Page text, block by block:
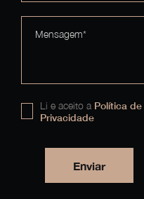
Mensagem*
Li e aceito a Política de
Privacidade
Enviar